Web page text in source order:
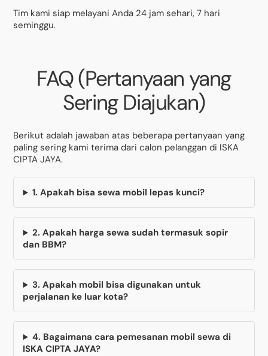
Tim kami siap melayani Anda 24 jam sehari, 7 hari
seminggu.
FAQ (Pertanyaan yang
Sering Diajukan)
Berikut adalah jawaban atas beberapa pertanyaan yang
paling sering kami terima dari calon pelanggan di ISKA
CIPTA JAYA.
1. Apakah bisa sewa mobil lepas kunci?
2. Apakah harga sewa sudah termasuk sopir
dan BBM?
3. Apakah mobil bisa digunakan untuk
perjalanan ke luar kota?
4. Bagaimana cara pemesanan mobil sewa di
ISKA CIPTA JAYA?